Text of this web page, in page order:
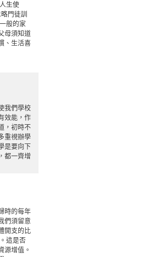
生使
門徒訓
般的家
母須知道
、生活喜
我們學校
效能，作
，初時不
重視辦學
是要向下
都一齊增
的每年
們須留意
開支的比
這是否
源增值。